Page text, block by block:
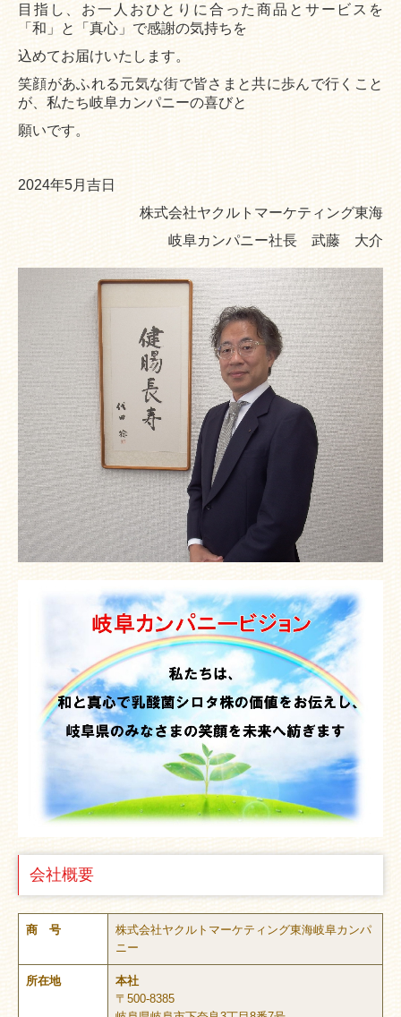
目指し、 お一人おひとりに合った商品とサービスを
「和」と「真心」で感謝の気持ちを
込めてお届けいたします。
笑顔があふれる元気な街で皆さまと共に歩んで行くこと
が、私たち岐阜カンパニーの喜びと
願いです。
2024年5月吉日
株式会社ヤクルトマーケティング東海
岐阜カンパニー社長 武藤 大介
会社概要
商 号
株式会社ヤクルトマーケティング東海岐阜カンパ
ニー
所在地
本社
〒500-8385